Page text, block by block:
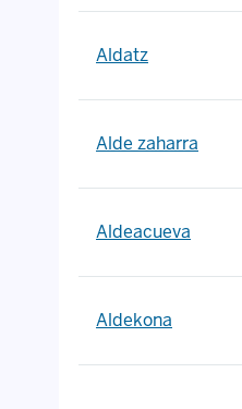
Aldatz
Alde zaharra
Aldeacueva
Aldekona